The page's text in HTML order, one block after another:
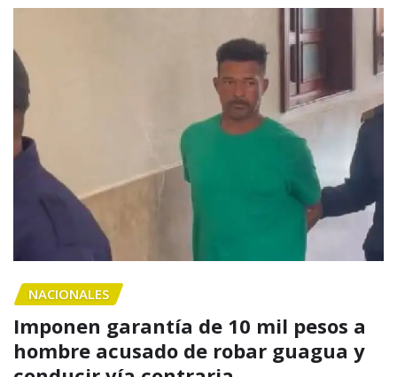
NACIONALES
Imponen garantía de 10 mil pesos a
hombre acusado de robar guagua y